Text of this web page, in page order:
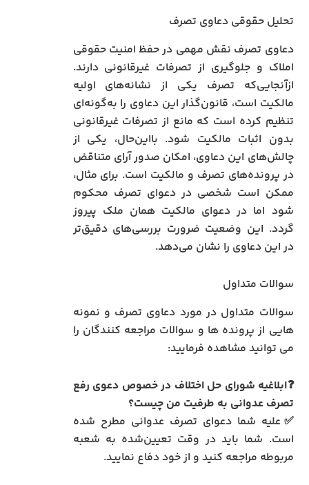
تحلیل حقوقی دعاوی تصرف
دعاوی تصرف نقش مهمی در حفظ امنیت حقوقی
املاک و جلوگیری از تصرفات غیرقانونی دارند.
ازآنجایی‌که تصرف یکی از نشانه‌های اولیه
مالکیت است، قانون‌گذار این دعاوی را به‌گونه‌ای
تنظیم کرده است که مانع از تصرفات غیرقانونی
بدون اثبات مالکیت شود. بااین‌حال، یکی از
چالش‌های این دعاوی، امکان صدور آرای متناقض
در پرونده‌های تصرف و مالکیت است. برای مثال،
ممکن است شخصی در دعوای تصرف محکوم
شود اما در دعوای مالکیت همان ملک پیروز
گردد. این وضعیت ضرورت بررسی‌های دقیق‌تر
در این دعاوی را نشان می‌دهد.
سوالات متداول
سوالات متداول در مورد دعاوی تصرف و نمونه
هایی از پرونده ها و سوالات مراجعه کنندگان را
می توانید مشاهده فرمایید:
❓ابلاغیه شورای حل اختلاف در خصوص دعوی رفع
تصرف عدوانی به طرفیت من چیست؟
✅علیه شما دعوای تصرف عدوانی مطرح شده
است. شما باید در وقت تعیین‌شده به شعبه
مربوطه مراجعه کنید و از خود دفاع نمایید.